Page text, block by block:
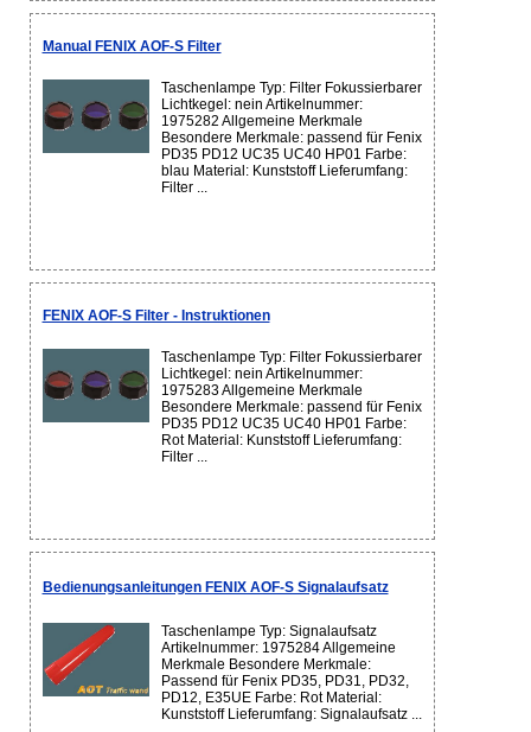
Manual FENIX AOF-S Filter
Taschenlampe Typ: Filter Fokussierbarer
Lichtkegel: nein Artikelnummer:
1975282 Allgemeine Merkmale
Besondere Merkmale: passend für Fenix
PD35 PD12 UC35 UC40 HP01 Farbe:
blau Material: Kunststoff Lieferumfang:
Filter ...
FENIX AOF-S Filter - Instruktionen
Taschenlampe Typ: Filter Fokussierbarer
Lichtkegel: nein Artikelnummer:
1975283 Allgemeine Merkmale
Besondere Merkmale: passend für Fenix
PD35 PD12 UC35 UC40 HP01 Farbe:
Rot Material: Kunststoff Lieferumfang:
Filter ...
Bedienungsanleitungen FENIX AOF-S Signalaufsatz
Taschenlampe Typ: Signalaufsatz
Artikelnummer: 1975284 Allgemeine
Merkmale Besondere Merkmale:
Passend für Fenix PD35, PD31, PD32,
PD12, E35UE Farbe: Rot Material:
Kunststoff Lieferumfang: Signalaufsatz ...